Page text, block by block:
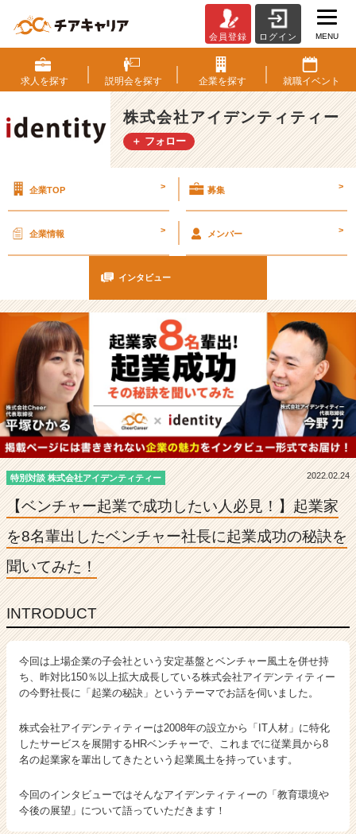
ン
チ
ャ
ー
起
業
し
人
必
起
家
を
8
名
輩
出
し
た
ベ
チ
ー
業
成
功
の
秘
を
聞
い
み
た！
会員登録 ログイン MENU
求人を探す 説明会を探す 企業を探す 就職イベント
株式会社アイデンティティー
＋ フォロー
企業TOP > 募集 >
企業情報 > メンバー >
インタビュー
特別対談 株式会社アイデンティティー 2022.02.24
【ベンチャー起業で成功したい人必見！】起業家
を8名輩出したベンチャー社長に起業成功の秘訣を
聞いてみた！
INTRODUCT
今回は上場企業の子会社という安定基盤とベンチャー風土を併せ持
ち、昨対比150％以上拡大成長している株式会社アイデンティティー
の今野社長に「起業の秘訣」というテーマでお話を伺いました。
株式会社アイデンティティーは2008年の設立から「IT人材」に特化
したサービスを展開するHRベンチャーで、これまでに従業員から8
名の起業家を輩出してきたという起業風土を持っています。
今回のインタビューではそんなアイデンティティーの「教育環境や
今後の展望」について語っていただきます！